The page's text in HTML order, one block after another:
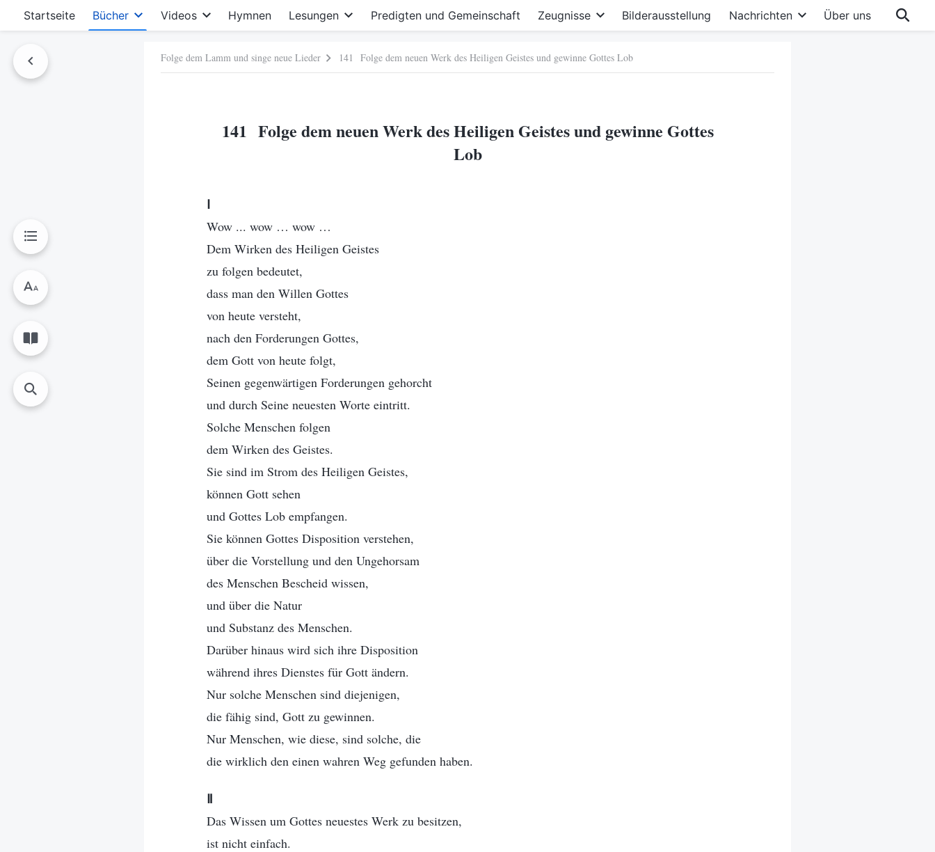
Startseite Bücher Videos Hymnen Lesungen Predigten und Gemeinschaft Zeugnisse Bilderausstellung Nachrichten Über uns
Folge dem Lamm und singe neue Lieder 141 Folge dem neuen Werk des Heiligen Geistes und gewinne Gottes Lob
141 Folge dem neuen Werk des Heiligen Geistes und gewinne Gottes
Lob
Ⅰ
Wow ... wow … wow …
Dem Wirken des Heiligen Geistes
zu folgen bedeutet,
dass man den Willen Gottes
von heute versteht,
nach den Forderungen Gottes,
dem Gott von heute folgt,
Seinen gegenwärtigen Forderungen gehorcht
und durch Seine neuesten Worte eintritt.
Solche Menschen folgen
dem Wirken des Geistes.
Sie sind im Strom des Heiligen Geistes,
können Gott sehen
und Gottes Lob empfangen.
Sie können Gottes Disposition verstehen,
über die Vorstellung und den Ungehorsam
des Menschen Bescheid wissen,
und über die Natur
und Substanz des Menschen.
Darüber hinaus wird sich ihre Disposition
während ihres Dienstes für Gott ändern.
Nur solche Menschen sind diejenigen,
die fähig sind, Gott zu gewinnen.
Nur Menschen, wie diese, sind solche, die
die wirklich den einen wahren Weg gefunden haben.
Ⅱ
Das Wissen um Gottes neuestes Werk zu besitzen,
ist nicht einfach.